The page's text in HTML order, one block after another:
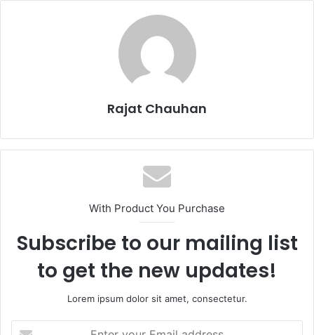
Rajat Chauhan
With Product You Purchase
Subscribe to our mailing list
to get the new updates!
Lorem ipsum dolor sit amet, consectetur.